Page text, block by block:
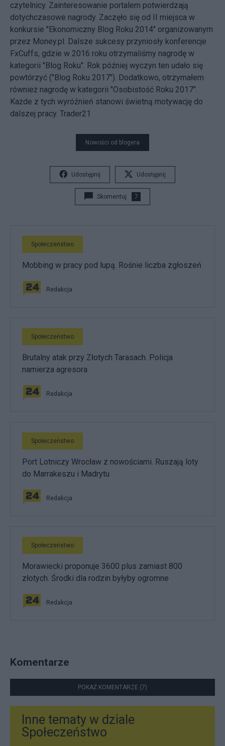
czytelnicy. Zainteresowanie portalem potwierdzają
dotychczasowe nagrody. Zaczęło się od II miejsca w
konkursie "Ekonomiczny Blog Roku 2014" organizowanym
przez Money.pl. Dalsze sukcesy przyniosły konferencje
FxCuffs, gdzie w 2016 roku otrzymaliśmy nagrodę w
kategorii "Blog Roku". Rok później wyczyn ten udało się
powtórzyć ("Blog Roku 2017"). Dodatkowo, otrzymałem
również nagrodę w kategorii "Osobistość Roku 2017".
Każde z tych wyróźnień stanowi świetną motywację do
dalszej pracy. Trader21
Nowości od blogera
Udostępnij Udostępnij
Skomentuj 7
Społeczeństwo
Mobbing w pracy pod lupą. Rośnie liczba zgłoszeń
Redakcja
Społeczeństwo
Brutalny atak przy Złotych Tarasach. Policja
namierza agresora
Redakcja
Społeczeństwo
Port Lotniczy Wrocław z nowościami. Ruszają loty
do Marrakeszu i Madrytu
Redakcja
Społeczeństwo
Morawiecki proponuje 3600 plus zamiast 800
złotych. Środki dla rodzin byłyby ogromne
Redakcja
Komentarze
POKAŻ KOMENTARZE (7)
Inne tematy w dziale
Społeczeństwo